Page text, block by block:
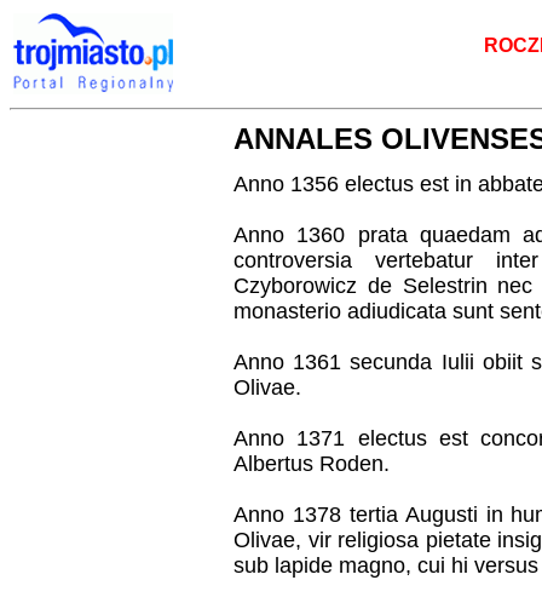
ANNALES
Anno 1356 electus est in
Anno 1360 prata quaedam
controversia vertebatur
Czyborowicz de Selestrin
monasterio adiudicata sunt
Anno 1361 secunda Iulii obiit
Olivae.
Anno 1371 electus est
Albertus Roden.
Anno 1378 tertia Augusti in
Olivae, vir religiosa pietate
sub lapide magno, cui hi